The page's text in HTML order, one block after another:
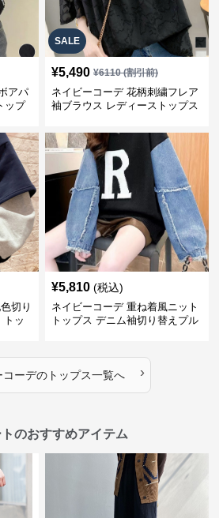
アパ
ップ
SALE
¥5,490 ¥6110(割引前)
ネイビーコーデ 花柄刺繍フレア
袖ブラウス レディーストップス
切り
トッ
¥5,810 (税込)
ネイビーコーデ 重ね着風ニット
トップス デニム袖切り替えプル
コーデのトップス一覧へ ›
のおすすめアイテム